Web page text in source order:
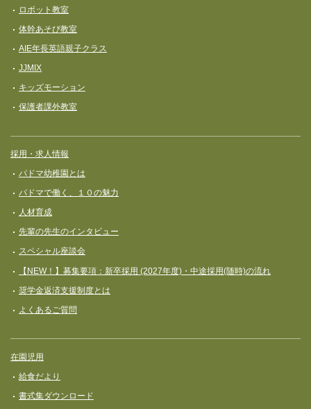
ロボット教室
体幹あそび教室
AIE年長英語親子クラス
JJMIX
キッズモーション
保護者課外教室
採用・求人情報
パドマ幼稚園とは
パドマで働く、１０の魅力
人材育成
先輩の先生のインタビュー
スペシャル座談会
【NEW！】募集要項：新卒採用 (2027年度)・中途採用(随時)の流れ
奨学⾦返済⽀援制度とは
よくあるご質問
在園児用
給食だより
書式集ダウンロード